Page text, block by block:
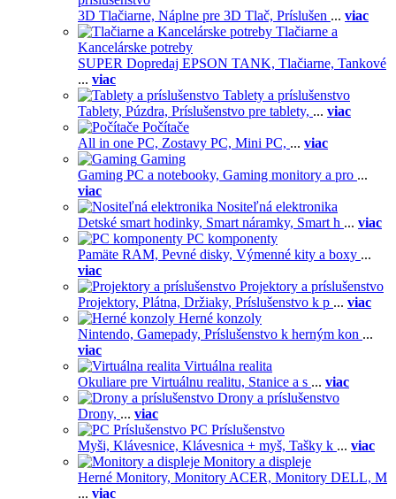
3D Tlačiarne, Náplne pre 3D Tlač, Príslušen ... viac
Tlačiarne a
Kancelárske potreby
SUPER Dopredaj EPSON TANK, Tlačiarne, Tankové
... viac
Tablety a príslušenstvo
Tablety, Púzdra, Príslušenstvo pre tablety, ... viac
Počítače
All in one PC, Zostavy PC, Mini PC, ... viac
Gaming
Gaming PC a notebooky, Gaming monitory a pro ...
viac
Nositeľná elektronika
Detské smart hodinky, Smart náramky, Smart h ... viac
PC komponenty
Pamäte RAM, Pevné disky, Výmenné kity a boxy ...
viac
Projektory a príslušenstvo
Projektory, Plátna, Držiaky, Príslušenstvo k p ... viac
Herné konzoly
Nintendo, Gamepady, Príslušenstvo k herným kon ...
viac
Virtuálna realita
Okuliare pre Virtuálnu realitu, Stanice a s ... viac
Drony a príslušenstvo
Drony, ... viac
PC Príslušenstvo
Myši, Klávesnice, Klávesnica + myš, Tašky k ... viac
Monitory a displeje
Herné Monitory, Monitory ACER, Monitory DELL, M
... viac